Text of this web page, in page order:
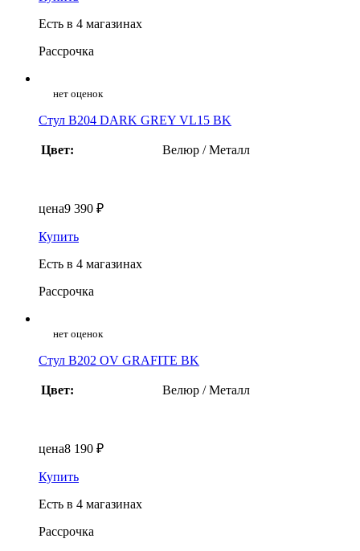
Есть в 4 магазинах
Рассрочка
нет оценок
Стул B204 DARK GREY VL15 BK
Цвет: Велюр / Металл
цена9 390 ₽
Купить
Есть в 4 магазинах
Рассрочка
нет оценок
Стул B202 OV GRAFITE BK
Цвет: Велюр / Металл
цена8 190 ₽
Купить
Есть в 4 магазинах
Рассрочка